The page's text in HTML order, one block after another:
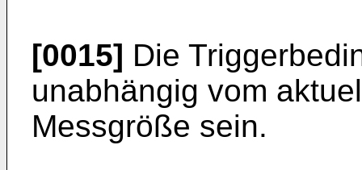
[0015] Die
unabhängig vom
Messgröße sein.